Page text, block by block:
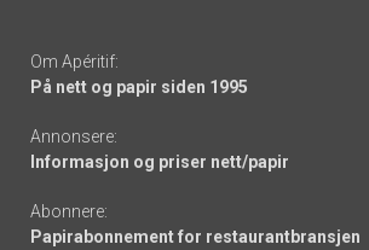
Om Apéritif:
På nett og papir siden 1995
Annonsere:
Informasjon og priser nett/papir
Abonnere:
Papirabonnement for restaurantbransjen